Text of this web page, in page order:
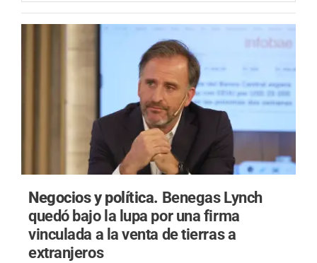
Negocios y política. Benegas Lynch
quedó bajo la lupa por una firma
vinculada a la venta de tierras a
extranjeros